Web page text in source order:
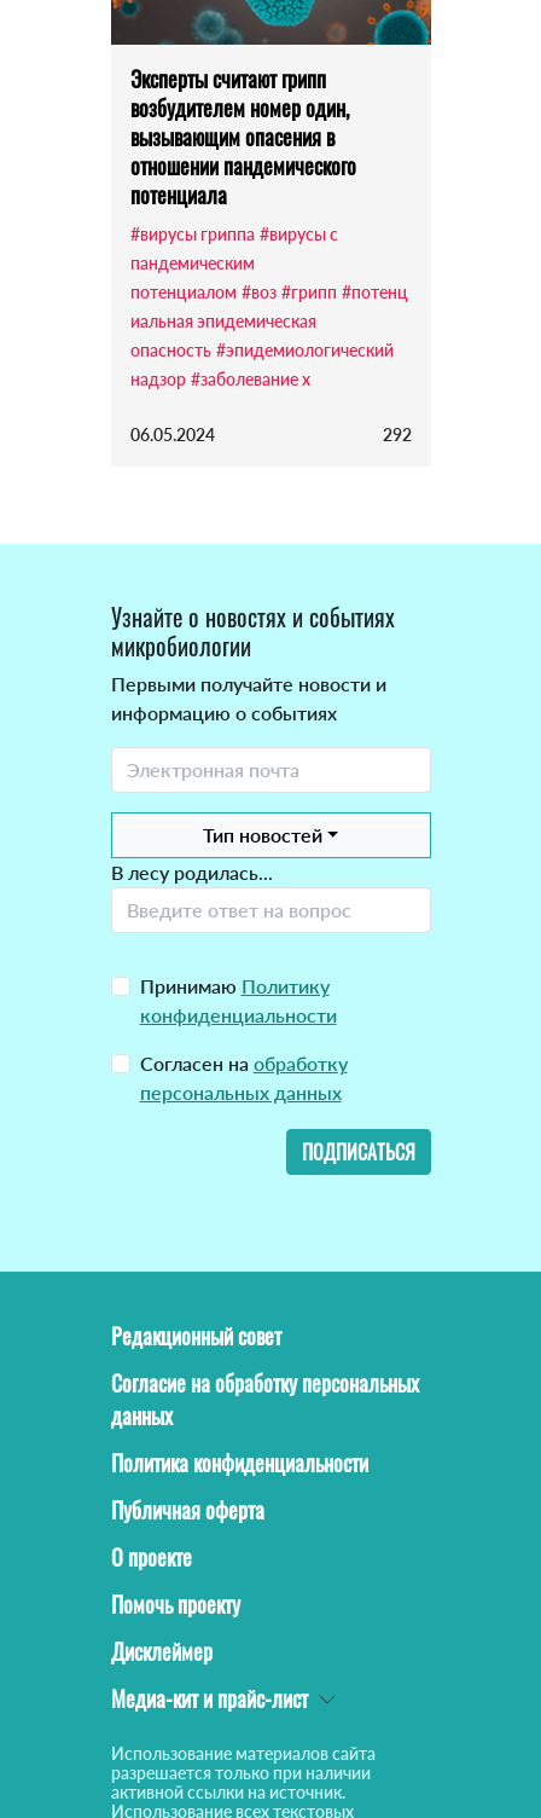
Эксперты считают грипп
возбудителем номер один,
вызывающим опасения в
отношении пандемического
потенциала
#вирусы гриппа #вирусы с
пандемическим
потенциалом #воз #грипп #потенц
иальная эпидемическая
опасность #эпидемиологический
надзор #заболевание x
06.05.2024 292
Узнайте о новостях и событиях
микробиологии
Первыми получайте новости и
информацию о событиях
Тип новостей
В лесу родилась...
Принимаю Политику
конфиденциальности
Согласен на обработку
персональных данных
ПОДПИСАТЬСЯ
Редакционный совет
Согласие на обработку персональных
данных
Политика конфиденциальности
Публичная оферта
О проекте
Помочь проекту
Дисклеймер
Медиа-кит и прайс-лист
Использование материалов сайта
разрешается только при наличии
активной ссылки на источник.
Использование всех текстовых